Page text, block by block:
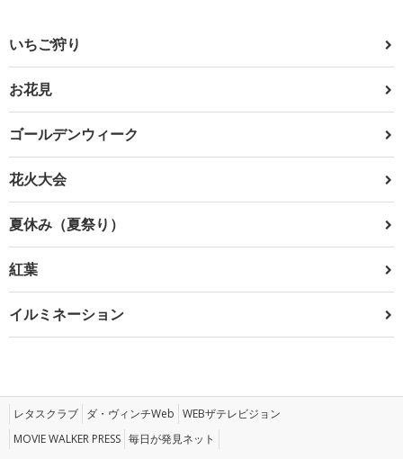
いちご狩り
お花見
ゴールデンウィーク
花火大会
夏休み（夏祭り）
紅葉
イルミネーション
レタスクラブ ダ・ヴィンチWeb WEBザテレビジョン
MOVIE WALKER PRESS 毎日が発見ネット